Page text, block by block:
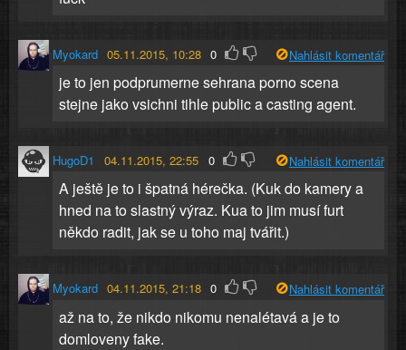
Myokard 05.11.2015, 10:28 0 Nahlásit komentář
je to jen podprumerne sehrana porno scena
stejne jako vsichni tihle public a casting agent.
HugoD1 04.11.2015, 22:55 0 Nahlásit komentář
A ještě je to i špatná hérečka. (Kuk do kamery a
hned na to slastný výraz. Kua to jim musí furt
někdo radit, jak se u toho maj tvářit.)
Myokard 04.11.2015, 21:18 0 Nahlásit komentář
až na to, že nikdo nikomu nenalétavá a je to
domloveny fake.